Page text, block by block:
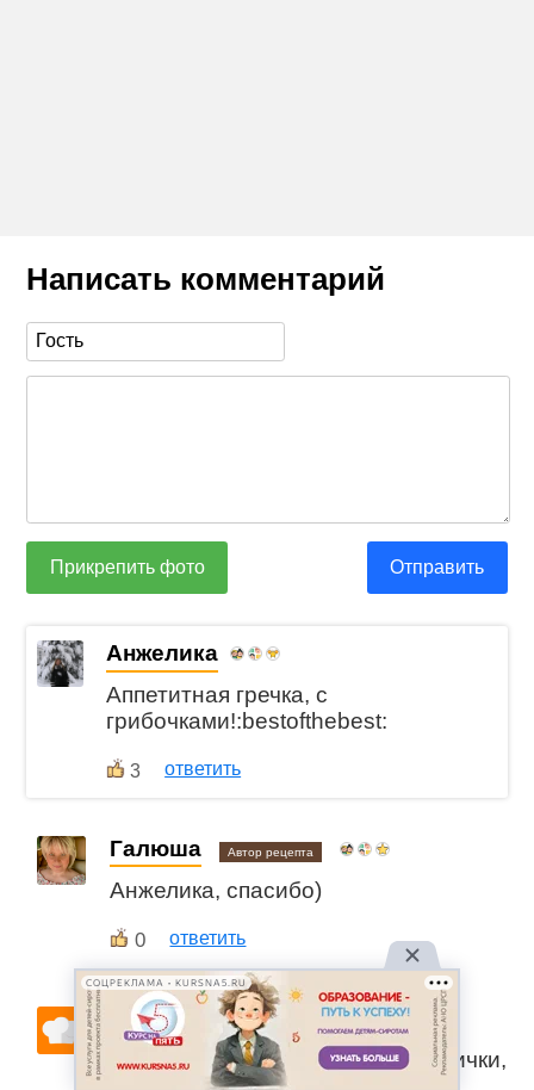
Написать комментарий
Прикрепить фото Отправить
Анжелика
Аппетитная гречка, с
грибочками!:bestofthebest:
3 ответить
Галюша Автор рецепта
Анжелика, спасибо)
0 ответить
Марина
Анжелика, так долго тушить лисички,
СОЦРЕКЛАМА • KURSNA5.RU